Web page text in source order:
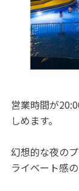
営業時間が
しめます。
幻想的な夜の
ライベート感